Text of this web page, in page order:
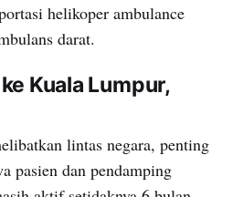
helikoper ambulance
darat.
Kuala Lumpur,
lintas negara, penting
pasien dan pendamping